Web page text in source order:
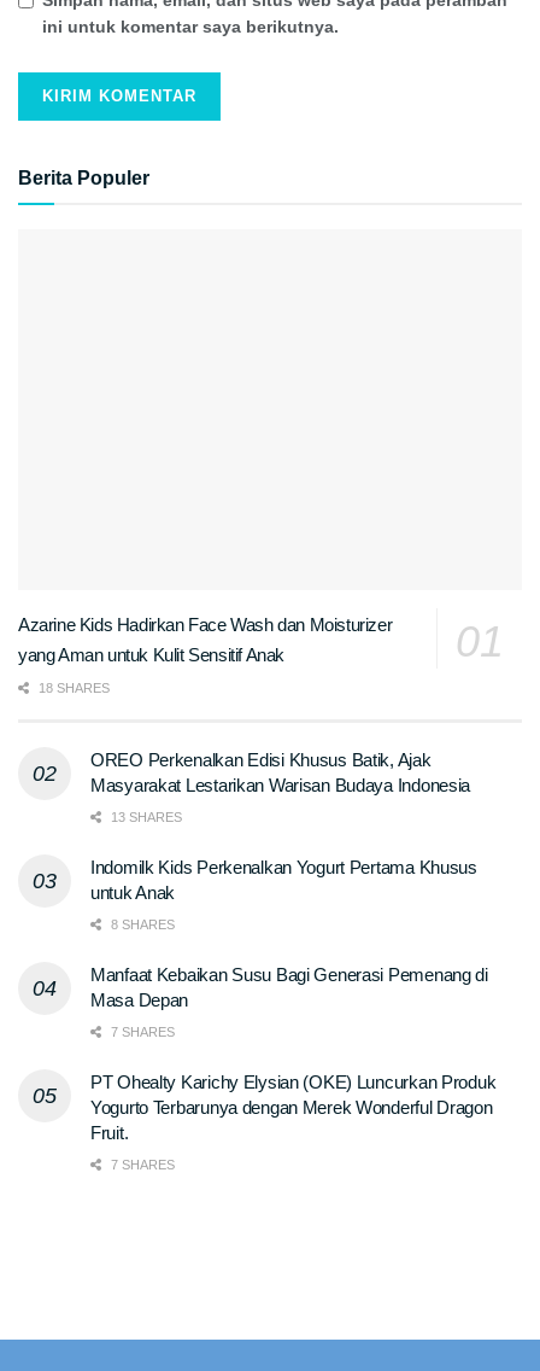
ini untuk komentar saya berikutnya.
Berita Populer
Azarine Kids Hadirkan Face Wash dan Moisturizer
yang Aman untuk Kulit Sensitif Anak
18 SHARES
OREO Perkenalkan Edisi Khusus Batik, Ajak
Masyarakat Lestarikan Warisan Budaya Indonesia
13 SHARES
Indomilk Kids Perkenalkan Yogurt Pertama Khusus
untuk Anak
8 SHARES
Manfaat Kebaikan Susu Bagi Generasi Pemenang di
Masa Depan
7 SHARES
PT Ohealty Karichy Elysian (OKE) Luncurkan Produk
Yogurto Terbarunya dengan Merek Wonderful Dragon
Fruit.
7 SHARES